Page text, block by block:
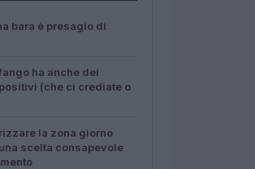
bara è presagio di
ha anche dei
(che ci crediate o
la zona giorno
scelta consapevole